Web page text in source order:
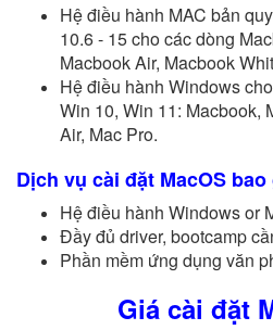
Hệ điều hành MAC bản
10.6 - 15 cho các dòng
Macbook Air, Macbook
Hệ điều hành Windows
Win 10, Win 11: Macbook,
Air, Mac Pro.
Dịch vụ cài đặt MacOS bao
Hệ điều hành Windows or
Đầy đủ driver, bootcamp
Phần mềm ứng dụng văn
Giá cài đặt